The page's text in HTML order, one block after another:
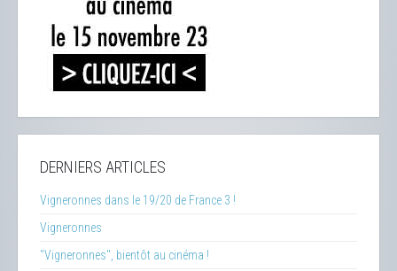
DERNIERS ARTICLES
Vigneronnes dans le 19/20 de France 3 !
Vigneronnes
"Vigneronnes", bientôt au cinéma !